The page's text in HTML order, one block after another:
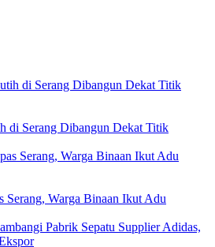
di Serang Dibangun Dekat Titik
Serang, Warga Binaan Ikut Adu